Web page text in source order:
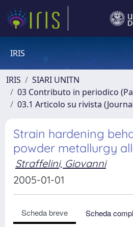
IRIS
IRIS
SIARI UNITN
03 Contributo in periodico
03.1 Articolo su rivista
Strain hardening
powder metallurgy
Straffelini, Giovanni
2005-01-01
Scheda breve
Scheda